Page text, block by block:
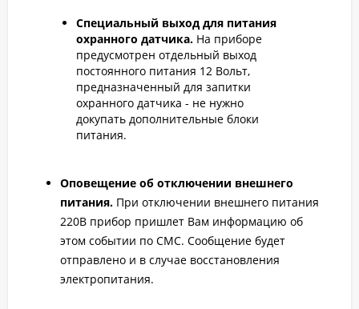
Специальный выход для питания
охранного датчика. На приборе
предусмотрен отдельный выход
постоянного питания 12 Вольт,
предназначенный для запитки
охранного датчика - не нужно
докупать дополнительные блоки
питания.
Оповещение об отключении внешнего
питания. При отключении внешнего питания
220В прибор пришлет Вам информацию об
этом событии по СМС. Сообщение будет
отправлено и в случае восстановления
электропитания.